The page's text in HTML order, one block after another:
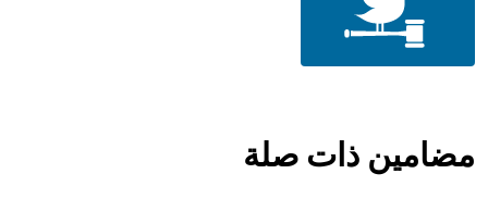
مضامين ذات صلة